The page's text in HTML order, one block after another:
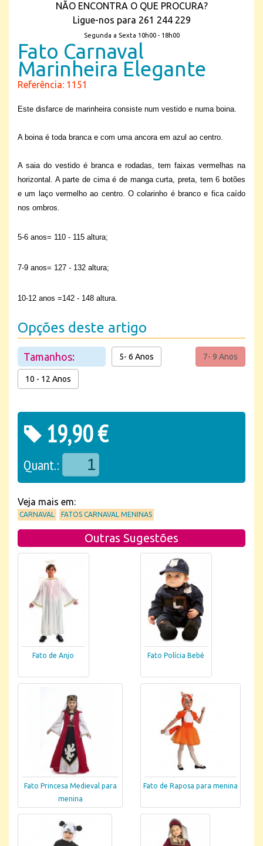
NÃO ENCONTRA O QUE PROCURA?
Ligue-nos para 261 244 229
Segunda a Sexta 10h00 - 18h00
Fato Carnaval
Marinheira Elegante
Referência: 1151
Este disfarce de marinheira consiste num vestido e numa boina.
A boina é toda branca e com uma ancora em azul ao centro.
A saia do vestido é branca e rodadas, tem faixas vermelhas na
horizontal. A parte de cima é de manga curta, preta, tem 6 botões
e um laço vermelho ao centro. O colarinho é branco e fica caído
nos ombros.
5-6 anos= 110 - 115 altura;
7-9 anos= 127 - 132 altura;
10-12 anos =142 - 148 altura.
Opções deste artigo
Tamanhos: 5- 6 Anos 7- 9 Anos
10 - 12 Anos
19,90 €
Quant.:
Veja mais em:
CARNAVAL FATOS CARNAVAL MENINAS
Outras Sugestões
Fato de Anjo Fato Polícia Bebé
Fato Princesa Medieval para
menina
Fato de Raposa para menina